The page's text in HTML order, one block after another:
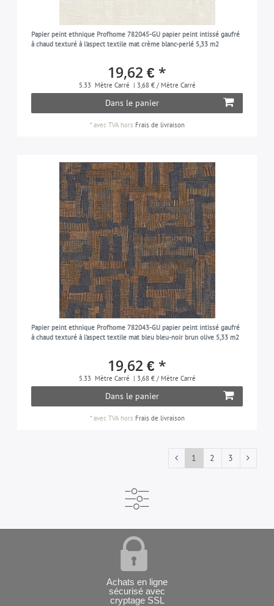
Papier peint ethnique Profhome 782045-GU papier peint intissé gaufré
à chaud texturé à l'aspect textile mat crème blanc-perlé 5,33 m2
19,62 € *
5.33 Mètre Carré | 3,68 € / Mètre Carré
Dans le panier
*avec TVAhors Frais de livraison
Papier peint ethnique Profhome 782043-GU papier peint intissé gaufré
à chaud texturé à l'aspect textile mat bleu bleu-noir brun olive 5,33 m2
19,62 € *
5.33 Mètre Carré | 3,68 € / Mètre Carré
Dans le panier
*avec TVAhors Frais de livraison
1 2 3
Achats en ligne
sécurisé avec
cryptage SSL